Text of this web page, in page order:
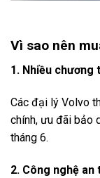
Vì sao nên
1. Nhiều chương
Các đại lý Volvo
chính, ưu đãi bảo
tháng 6.
2. Công nghệ